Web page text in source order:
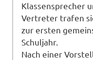
Klassensprecher
Vertreter trafen
zur ersten
Schuljahr.
Nach einer